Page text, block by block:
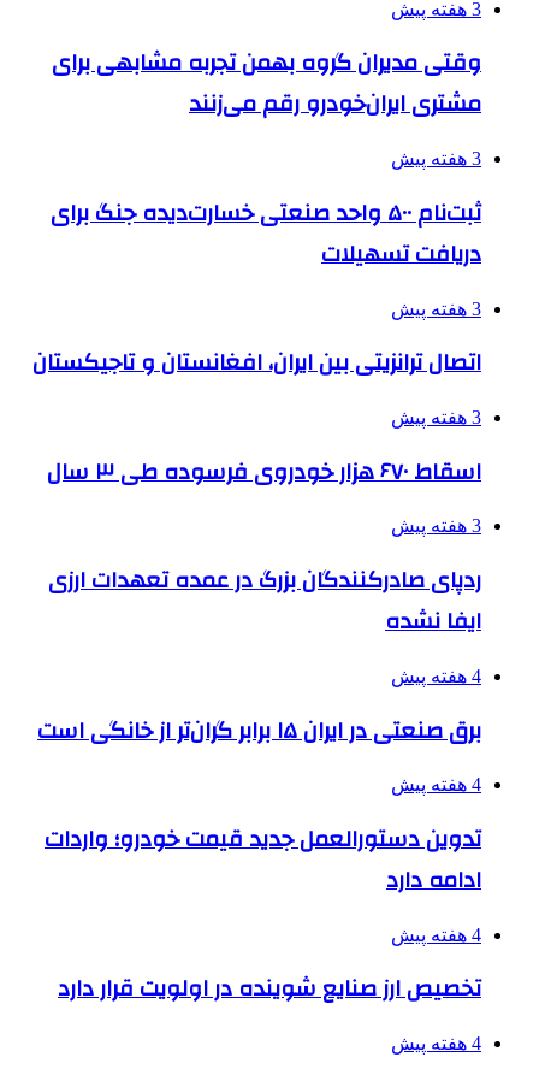
3 هفته پیش
وقتی مدیران گروه بهمن تجربه مشابهی برای
مشتری ایران‌خودرو رقم می‌زنند
3 هفته پیش
ثبت‌نام ۵۰۰ واحد صنعتی خسارت‌دیده جنگ برای
دریافت تسهیلات
3 هفته پیش
اتصال ترانزیتی بین ایران، افغانستان و تاجیکستان
3 هفته پیش
اسقاط ۶۷۰ هزار خودروی فرسوده طی ۳ سال
3 هفته پیش
ردپای صادرکنندگان بزرگ در عمده تعهدات ارزی
ایفا نشده
4 هفته پیش
برق صنعتی در ایران ۱۵ برابر گران‌تر از خانگی است
4 هفته پیش
تدوین دستورالعمل جدید قیمت خودرو؛ واردات
ادامه دارد
4 هفته پیش
تخصیص ارز صنایع شوینده در اولویت قرار دارد
4 هفته پیش